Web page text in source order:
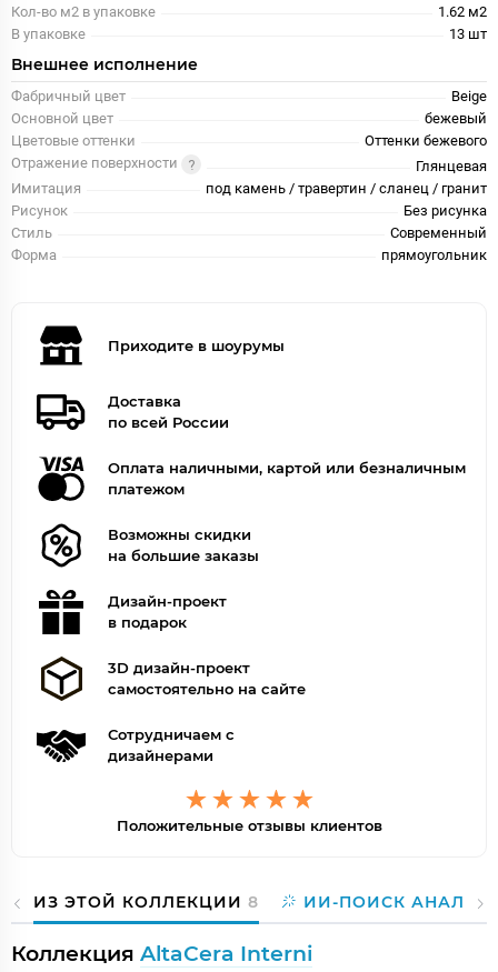
Кол-во м2 в упаковке
1.62 м2
В упаковке
13 шт
Внешнее исполнение
Фабричный цвет
Beige
Основной цвет
бежевый
Цветовые оттенки
Оттенки бежевого
Отражение поверхности
Глянцевая
Имитация
под камень / травертин / сланец / гранит
Рисунок
Без рисунка
Стиль
Современный
Форма
прямоугольник
Приходите в шоурумы
Доставка
по всей России
Оплата наличными, картой или безналичным
платежом
Возможны скидки
на большие заказы
Дизайн-проект
в подарок
3D дизайн-проект
самостоятельно на сайте
Сотрудничаем с
дизайнерами
Положительные отзывы клиентов
ИЗ ЭТОЙ КОЛЛЕКЦИИ 8 ИИ-ПОИСК
Коллекция AltaCera Interni